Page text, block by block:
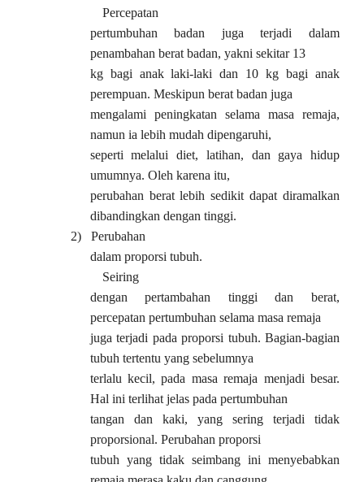
Percepatan
pertumbuhan badan juga terjadi dalam
penambahan berat badan, yakni sekitar 13
kg bagi anak laki-laki dan 10 kg bagi anak
perempuan. Meskipun berat badan juga
mengalami peningkatan selama masa remaja,
namun ia lebih mudah dipengaruhi,
seperti melalui diet, latihan, dan gaya hidup
umumnya. Oleh karena itu,
perubahan berat lebih sedikit dapat diramalkan
dibandingkan dengan tinggi.
2)
Perubahan
dalam proporsi tubuh.
Seiring
dengan pertambahan tinggi dan berat,
percepatan pertumbuhan selama masa remaja
juga terjadi pada proporsi tubuh. Bagian-bagian
tubuh tertentu yang sebelumnya
terlalu kecil, pada masa remaja menjadi besar.
Hal ini terlihat jelas pada pertumbuhan
tangan dan kaki, yang sering terjadi tidak
proporsional. Perubahan proporsi
tubuh yang tidak seimbang ini menyebabkan